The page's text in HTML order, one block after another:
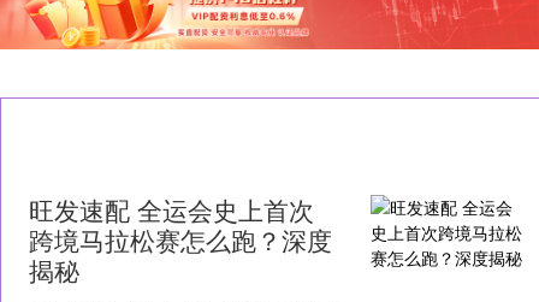
旺发速配 全运会史上首次
跨境马拉松赛怎么跑？深度
揭秘